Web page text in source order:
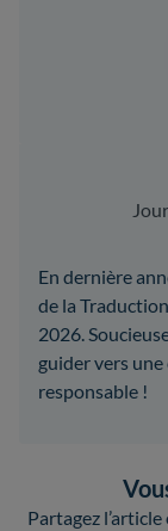
En dernière
de la
2026.
guider vers
responsable !
Partagez